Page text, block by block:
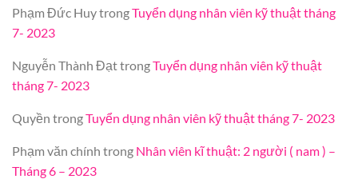
Phạm Đức HuytrongTuyển dụng nhân viên kỹ thuật tháng
7- 2023
Nguyễn Thành ĐạttrongTuyển dụng nhân viên kỹ thuật
tháng 7- 2023
Quyền trongTuyển dụng nhân viên kỹ thuật tháng 7- 2023
Phạm văn chính trong Nhân viên kĩ thuật: 2 người ( nam ) –
Tháng 6 – 2023